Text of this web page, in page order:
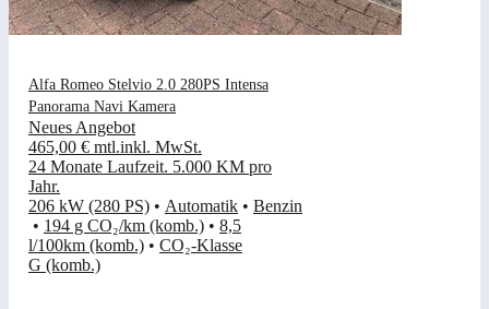
Alfa Romeo Stelvio 2.0 280PS Intensa
Panorama Navi Kamera
Neues Angebot
465,00 € mtl.inkl. MwSt.
24 Monate Laufzeit. 5.000 KM pro
Jahr.
206 kW (280 PS) • Automatik • Benzin
• 194 g CO₂/km (komb.) • 8,5
l/100km (komb.) • CO₂-Klasse
G (komb.)